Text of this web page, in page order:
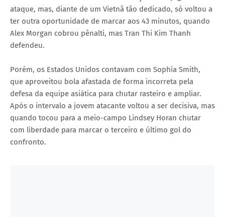
ataque, mas, diante de um Vietnã tão dedicado, só voltou a
ter outra oportunidade de marcar aos 43 minutos, quando
Alex Morgan cobrou pênalti, mas Tran Thi Kim Thanh
defendeu.
Porém, os Estados Unidos contavam com Sophia Smith,
que aproveitou bola afastada de forma incorreta pela
defesa da equipe asiática para chutar rasteiro e ampliar.
Após o intervalo a jovem atacante voltou a ser decisiva, mas
quando tocou para a meio-campo Lindsey Horan chutar
com liberdade para marcar o terceiro e último gol do
confronto.